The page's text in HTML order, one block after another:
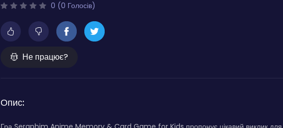
0 (0 Голосів)
Не працює?
Опис: